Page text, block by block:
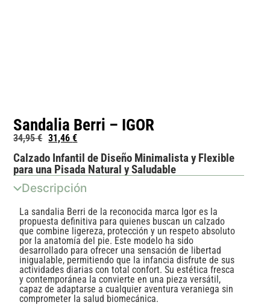
Sandalia Berri – IGOR
34,95€ 31,46€
Calzado Infantil de Diseño Minimalista y Flexible
para una Pisada Natural y Saludable
Descripción
La sandalia Berri de la reconocida marca Igor es la
propuesta definitiva para quienes buscan un calzado
que combine ligereza, protección y un respeto absoluto
por la anatomía del pie. Este modelo ha sido
desarrollado para ofrecer una sensación de libertad
inigualable, permitiendo que la infancia disfrute de sus
actividades diarias con total confort. Su estética fresca
y contemporánea la convierte en una pieza versátil,
capaz de adaptarse a cualquier aventura veraniega sin
comprometer la salud biomecánica.